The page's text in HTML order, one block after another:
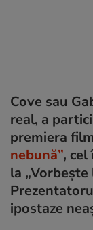
Cove sau
real, a
premiera
nebună”, cel
la
ipostaze